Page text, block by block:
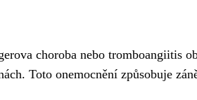
choroba nebo tromboangiitis
Toto onemocnění způsobuje